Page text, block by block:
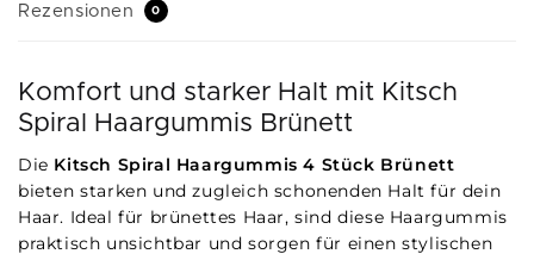
Rezensionen 0
Komfort und starker Halt mit Kitsch
Spiral Haargummis Brünett
Die Kitsch Spiral Haargummis 4 Stück Brünett
bieten starken und zugleich schonenden Halt für dein
Haar. Ideal für brünettes Haar, sind diese Haargummis
praktisch unsichtbar und sorgen für einen stylischen